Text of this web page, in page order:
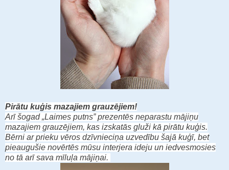
Pirātu kuģis mazajiem grauzējiem!
Arī šogad „Laimes putns” prezentēs neparastu mājiņu
mazajiem grauzējiem, kas izskatās gluži kā pirātu kuģis.
Bērni ar prieku vēros dzīvnieciņa uzvedību šajā kuģī, bet
pieaugušie novērtēs mūsu interjera ideju un iedvesmosies
no tā arī sava mīluļa mājiņai.